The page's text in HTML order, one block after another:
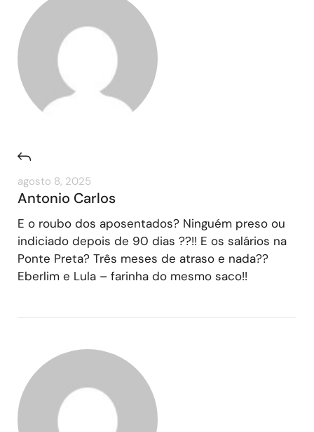
agosto 8, 2025
Antonio Carlos
E o roubo dos aposentados? Ninguém preso ou
indiciado depois de 90 dias ??!! E os salários na
Ponte Preta? Três meses de atraso e nada??
Eberlim e Lula – farinha do mesmo saco!!